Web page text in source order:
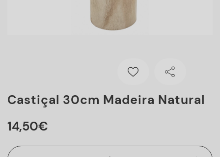
Castiçal 30cm Madeira Natural
14,50€